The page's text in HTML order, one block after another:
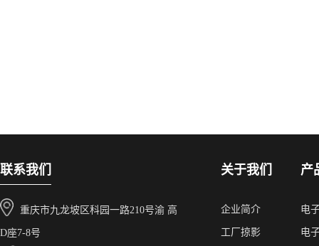
联系我们
重庆市九龙坡区科园一路210号渝 高
D座7-8号
关于我们
企业简介
工厂掠影
产
电
电